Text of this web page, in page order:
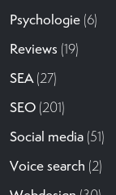
Psychologie (6)
Reviews (19)
SEA(27)
SEO (201)
Social media (51)
Voice search (2)